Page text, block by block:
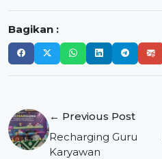
Bagikan :
pos
← Previous Post
Recharging Guru
Karyawan